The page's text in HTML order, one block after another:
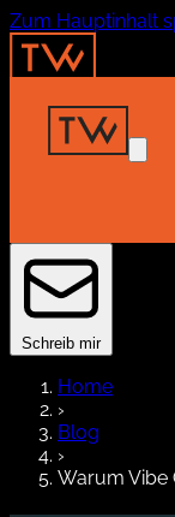
Zum Hauptinhalt
Home
Insights
Projekte
Schreib mir
Home
›
Blog
›
Warum Vibe